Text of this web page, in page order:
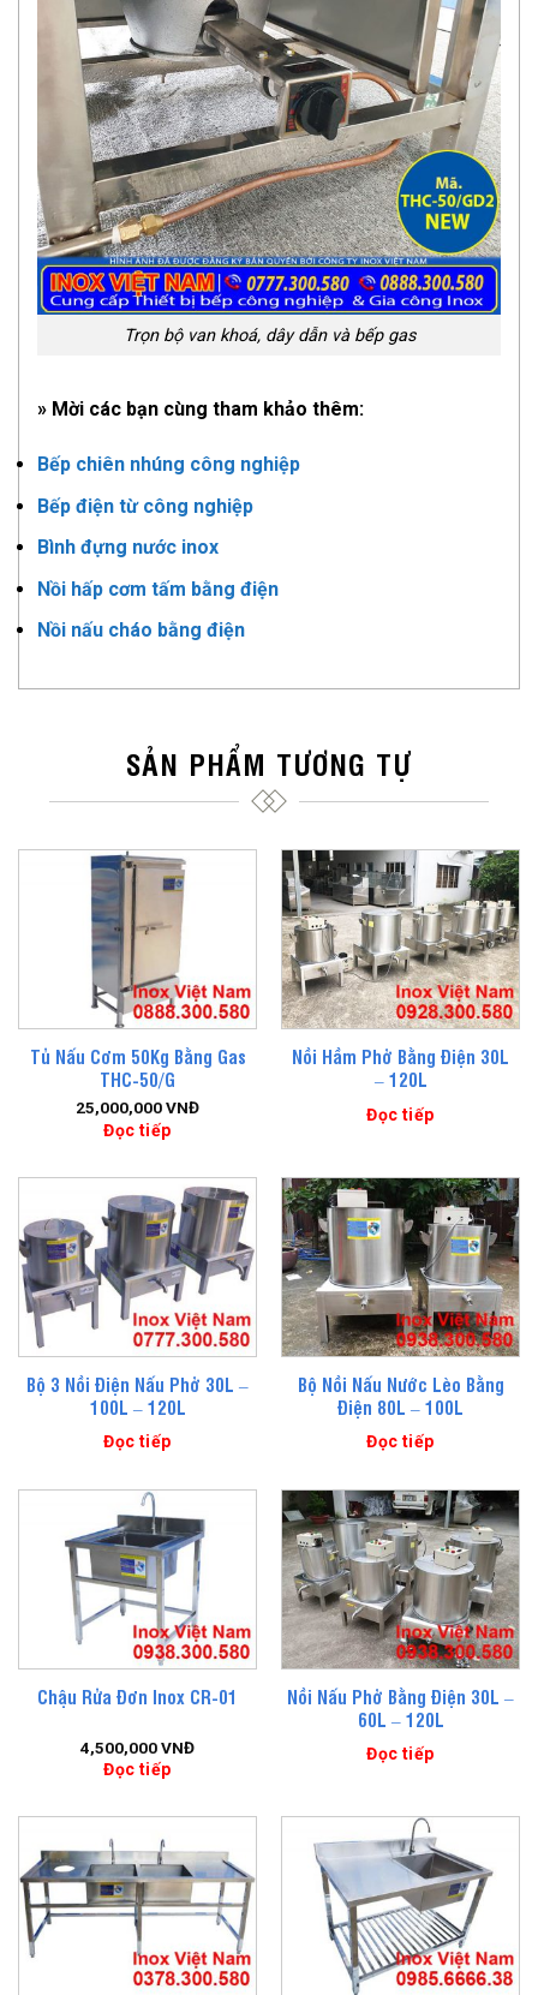
Trọn bộ van khoá, dây dẫn và bếp gas
» Mời các bạn cùng tham khảo thêm:
Bếp chiên nhúng công nghiệp
Bếp điện từ công nghiệp
Bình đựng nước inox
Nồi hấp cơm tấm bằng điện
Nồi nấu cháo bằng điện
SẢN PHẨM TƯƠNG TỰ
Tủ Nấu Cơm 50Kg Bằng Gas
THC-50/G
25,000,000VNĐ
Đọc tiếp
Nồi Hầm Phở Bằng Điện 30L
– 120L
Đọc tiếp
Bộ 3 Nồi Điện Nấu Phở 30L –
100L – 120L
Đọc tiếp
Bộ Nồi Nấu Nước Lèo Bằng
Điện 80L – 100L
Đọc tiếp
Chậu Rửa Đơn Inox CR-01
4,500,000VNĐ
Đọc tiếp
Nồi Nấu Phở Bằng Điện 30L –
60L – 120L
Đọc tiếp